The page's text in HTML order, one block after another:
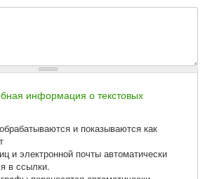
информация о текстовых
и показываются как
и электронной почты автоматически
в ссылки.